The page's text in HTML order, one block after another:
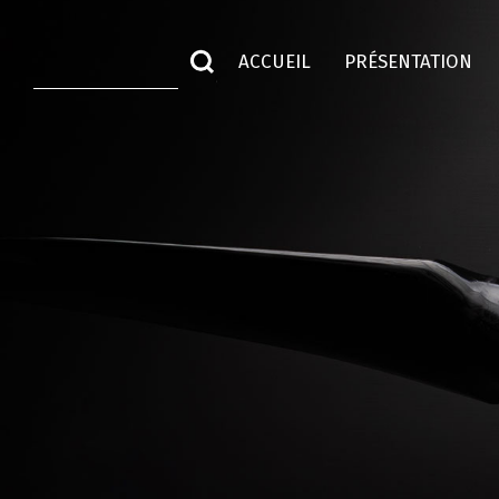
ACCUEIL PRÉSENTATION